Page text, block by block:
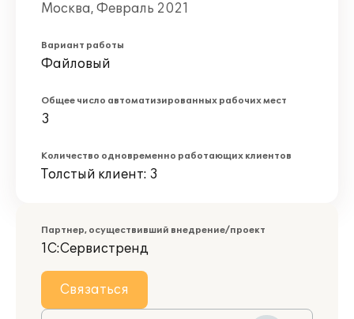
Москва, Февраль 2021
Вариант работы
Файловый
Общее число автоматизированных рабочих мест
3
Количество одновременно работающих клиентов
Толстый клиент: 3
Партнер, осуществивший внедрение/проект
1С:Сервистренд
Связаться